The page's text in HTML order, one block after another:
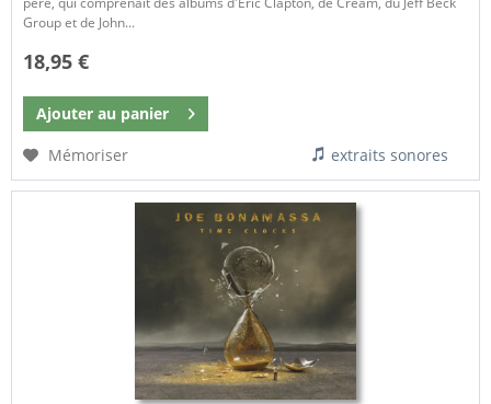
Group et de John...
18,95 €
Ajouter au panier
Mémoriser
extraits sonores